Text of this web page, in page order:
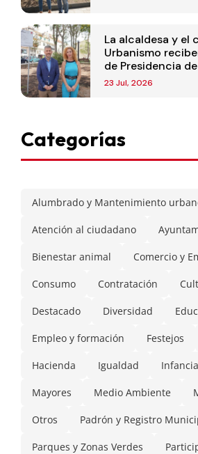
La alcaldesa y el
Urbanismo
de Presidencia
de Madrid
23 Jul, 2026
Categorías
Alumbrado y Mantenimiento
Atención al ciudadano
Bienestar animal Comercio y
Consumo Contratación
Destacado Diversidad
Empleo y formación Festejos
Hacienda Igualdad
Mayores Medio Ambiente
Otros Padrón y Registro
Parques y Zonas Verdes